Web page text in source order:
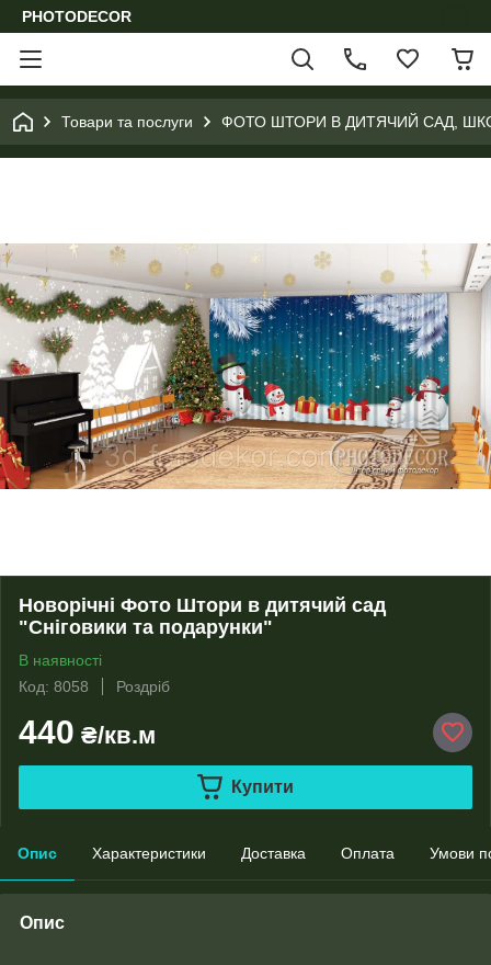
PHOTODECOR
Товари та послуги ФОТО ШТОРИ В ДИТЯЧИЙ САД,
Новорічні Фото Штори в дитячий сад
"Сніговики та подарунки"
В наявності
Код: 8058
Роздріб
440 ₴/кв.м
Купити
Опис Характеристики Доставка Оплата Умови
Опис